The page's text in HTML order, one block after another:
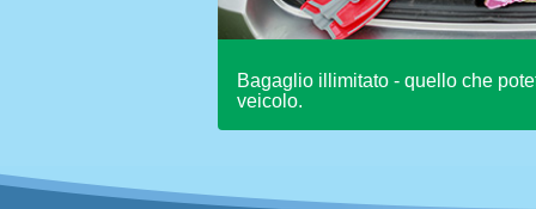
Bagaglio illimitato - quello che
veicolo.